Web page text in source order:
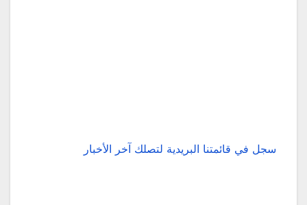
سجل في قائمتنا البريدية لتصلك آخر الأخبار